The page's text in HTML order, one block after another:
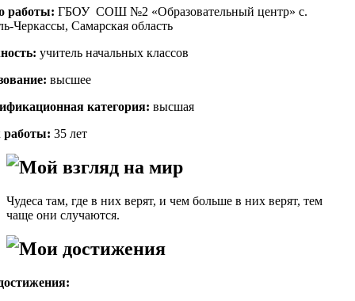
работы: ГБОУ СОШ №2 «Образовательный центр» с.
Черкассы, Самарская область
учитель начальных классов
высшее
категория: высшая
35 лет
Мой взгляд на мир
Чудеса там, где в них верят, и чем больше в них верят, тем
чаще они случаются.
Мои достижения